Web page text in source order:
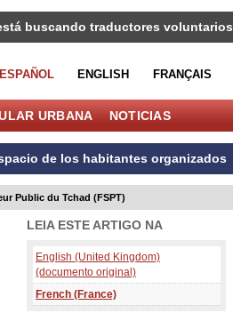
buscando traductores voluntarios
ESPAÑOL ENGLISH FRANÇAIS
URBANA NOTICIAS
de los habitantes organizados
Public du Tchad (FSPT)
LEIA ESTE ARTIGO NA
English (United Kingdom)
(documento original)
French (France)